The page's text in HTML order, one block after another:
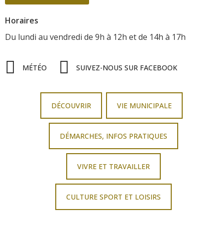
Horaires
Du lundi au vendredi de 9h à 12h et de 14h à 17h
MÉTÉO SUIVEZ-NOUS SUR FACEBOOK
DÉCOUVRIR VIE MUNICIPALE
DÉMARCHES, INFOS PRATIQUES
VIVRE ET TRAVAILLER
CULTURE SPORT ET LOISIRS